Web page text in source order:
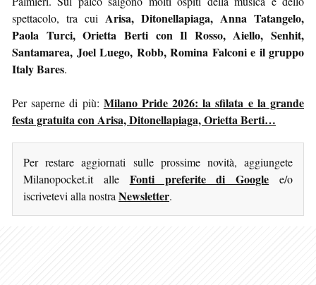
spettacolo, tra cui Arisa, Ditonellapiaga, Anna Tatangelo,
Paola Turci, Orietta Berti con Il Rosso, Aiello, Senhit,
Santamarea, Joel Luego, Robb, Romina Falconi e il gruppo
Italy Bares.
Per saperne di più: Milano Pride 2026: la sfilata e la grande
festa gratuita con Arisa, Ditonellapiaga, Orietta Berti…
Per restare aggiornati sulle prossime novità, aggiungete
Milanopocket.it alle Fonti preferite di Google e/o
iscrivetevi alla nostra Newsletter.